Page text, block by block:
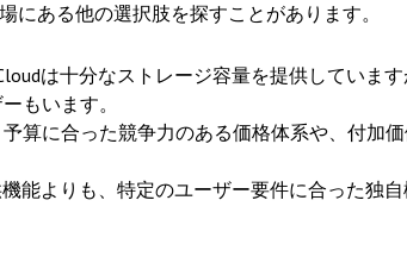
にある他の選択肢を探すことがあります。
は十分なストレージ容量を提供していま
もいます。
算に合った競争力のある価格体系や、付加
能よりも、特定のユーザー要件に合った独